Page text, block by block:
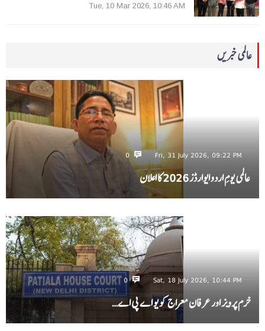
Tue, 10 Mar 2026, 10:46 AM
عالمی خبریں
Fri, 31 July 2026, 09:22 PM
0
عالمی یومِ اردو ایوارڈز 2026 کا اعلان
Sat, 18 July 2026, 10:44 PM
0
خرم پرویز اور عرفان معراج کو یو اے پی اے…